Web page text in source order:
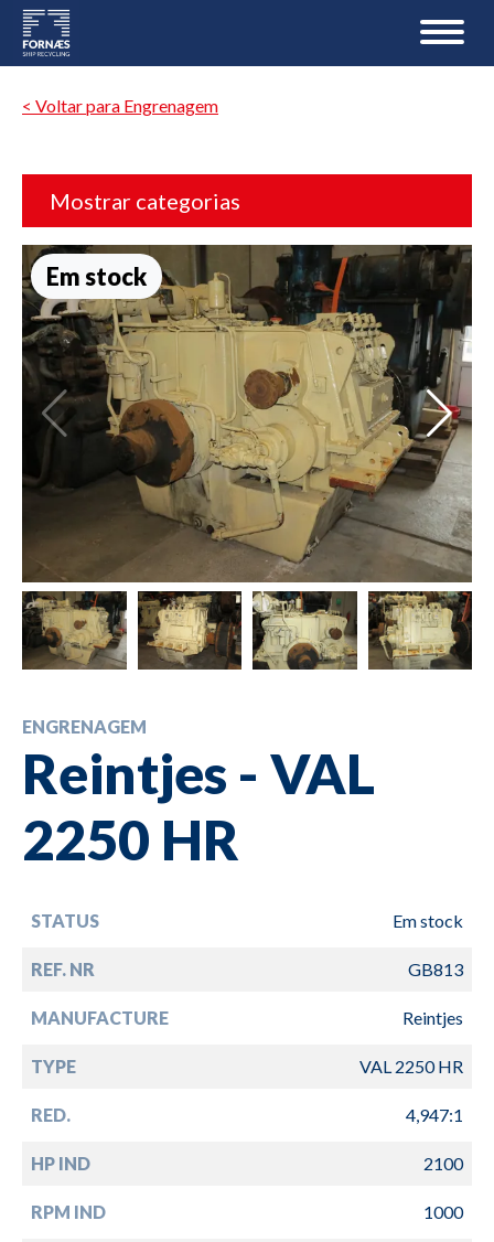
< Voltar para Engrenagem
Mostrar categorias
Em stock
ENGRENAGEM
Reintjes - VAL
2250 HR
STATUS Em stock
REF. NR GB813
MANUFACTURE Reintjes
TYPE VAL 2250 HR
RED. 4,947:1
HP IND 2100
RPM IND 1000